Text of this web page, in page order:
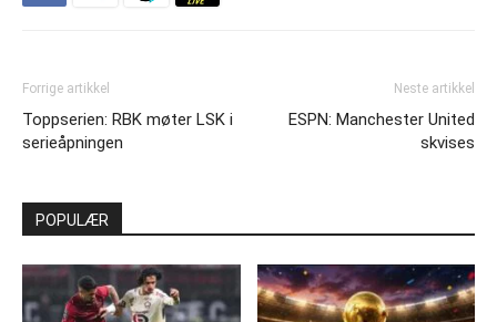
Forrige artikkel
Toppserien: RBK møter LSK i
serieåpningen
Neste artikkel
ESPN: Manchester United
skvises
POPULÆR